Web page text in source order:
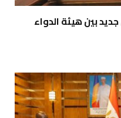
جديد بين هيئة الدواء